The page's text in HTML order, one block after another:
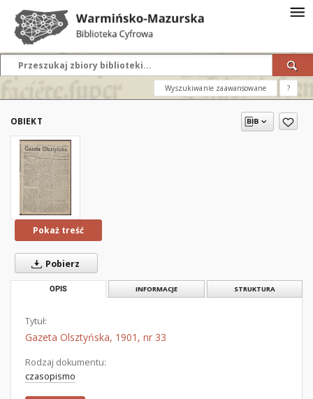
Wyszukiwanie zaawansowane ?
OBIEKT
Pokaż treść
Pobierz
OPIS INFORMACJE STRUKTURA
Tytuł:
Gazeta Olsztyńska, 1901, nr 33
Rodzaj dokumentu:
czasopismo